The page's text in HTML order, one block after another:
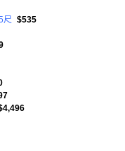
尺 $535